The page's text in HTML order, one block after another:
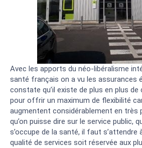
Avec les apports du néo-libéralisme
santé français on a vu les assurances
constate qu’il existe de plus en plus
pour offrir un maximum de flexibilité
augmentent considérablement en très
qu’on puisse dire sur le service public,
s’occupe de la santé, il faut s’attendre
qualité de services soit réservée aux